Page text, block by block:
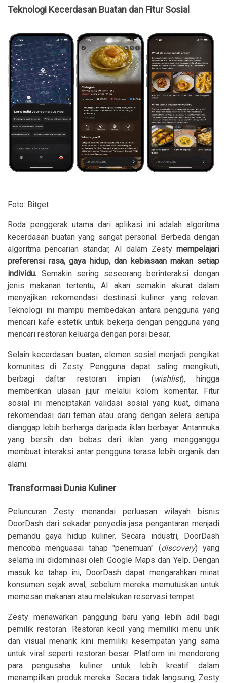
Teknologi Kecerdasan Buatan dan Fitur Sosial
Foto: Bitget
Roda penggerak utama dari aplikasi ini adalah algoritma
kecerdasan buatan yang sangat personal. Berbeda dengan
algoritma pencarian standar, AI dalam Zesty mempelajari
preferensi rasa, gaya hidup, dan kebiasaan makan setiap
individu. Semakin sering seseorang berinteraksi dengan
jenis makanan tertentu, AI akan semakin akurat dalam
menyajikan rekomendasi destinasi kuliner yang relevan.
Teknologi ini mampu membedakan antara pengguna yang
mencari kafe estetik untuk bekerja dengan pengguna yang
mencari restoran keluarga dengan porsi besar.
Selain kecerdasan buatan, elemen sosial menjadi pengikat
komunitas di Zesty. Pengguna dapat saling mengikuti,
berbagi daftar restoran impian (wishlist), hingga
memberikan ulasan jujur melalui kolom komentar. Fitur
sosial ini menciptakan validasi sosial yang kuat, dimana
rekomendasi dari teman atau orang dengan selera serupa
dianggap lebih berharga daripada iklan berbayar. Antarmuka
yang bersih dan bebas dari iklan yang mengganggu
membuat interaksi antar pengguna terasa lebih organik dan
alami.
Transformasi Dunia Kuliner
Peluncuran Zesty menandai perluasan wilayah bisnis
DoorDash dari sekadar penyedia jasa pengantaran menjadi
pemandu gaya hidup kuliner. Secara industri, DoorDash
mencoba menguasai tahap "penemuan" (discovery) yang
selama ini didominasi oleh Google Maps dan Yelp. Dengan
masuk ke tahap ini, DoorDash dapat mengarahkan minat
konsumen sejak awal, sebelum mereka memutuskan untuk
memesan makanan atau melakukan reservasi tempat.
Zesty menawarkan panggung baru yang lebih adil bagi
pemilik restoran. Restoran kecil yang memiliki menu unik
dan visual menarik kini memiliki kesempatan yang sama
untuk viral seperti restoran besar. Platform ini mendorong
para pengusaha kuliner untuk lebih kreatif dalam
menampilkan produk mereka. Secara tidak langsung, Zesty